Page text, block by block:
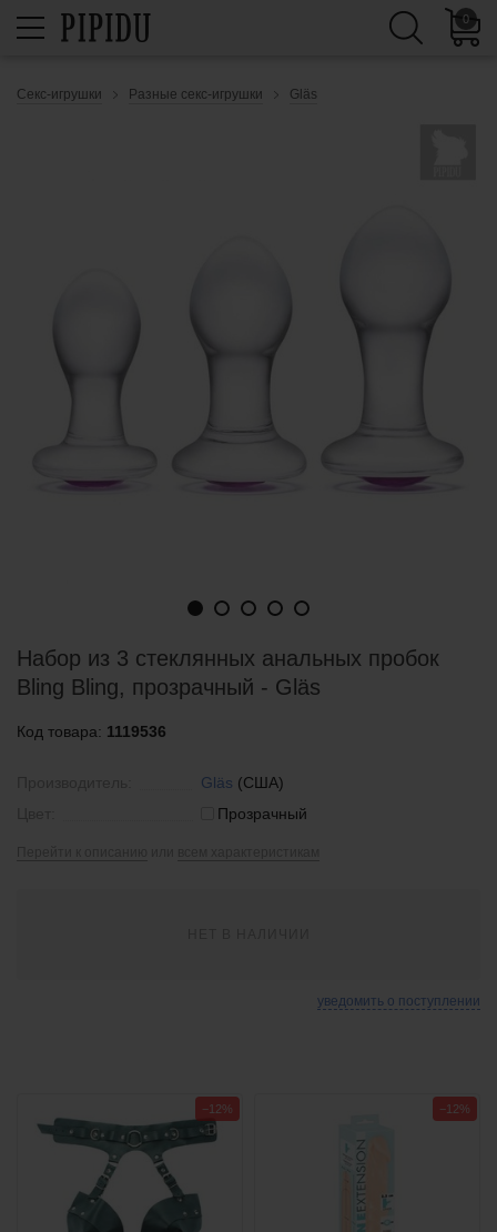
0
Секс-игрушки Разные секс-игрушки Gläs
Набор из 3 стеклянных анальных пробок
Bling Bling, прозрачный - Gläs
Код товара: 1119536
Gläs (США)
Прозрачный
уведомить о поступлении
−12% −12%